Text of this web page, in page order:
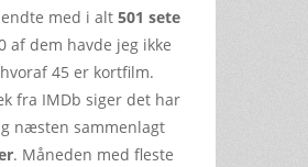
med i alt 501 sete
af dem havde jeg ikke
45 er kortfilm.
fra IMDb siger det har
næsten sammenlagt
. Måneden med fleste